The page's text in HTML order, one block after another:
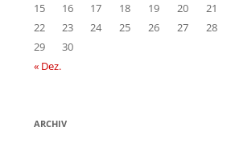
15
16 17 18 19 20
21
22
23 24 25 26 27
28
29
30
« Dez.
ARCHIV